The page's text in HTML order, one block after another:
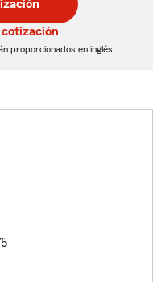
proporcionados en inglés.